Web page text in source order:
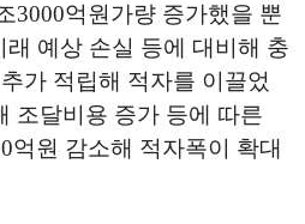
3000억원가량 증가했을 뿐
래 예상 손실 등에 대비해 충
가 적립해 적자를 이끌었
조달비용 증가 등에 따른
억원 감소해 적자폭이 확대